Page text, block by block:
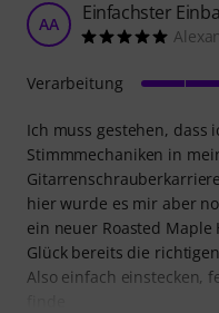
AA Einfachster
Ich muss gestehen, dass
Stimmmechaniken in
hier wurde es mir aber
ein neuer Roasted
Glück bereits die
Also einfach einstecken,
Verarbeitung